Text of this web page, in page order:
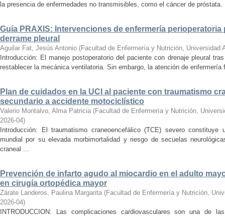
la presencia de enfermedades no transmisibles, como el cáncer de
Guía PRAXIS: Intervenciones de enfermería
derrame pleural
Aguilar Fat, Jesús Antonio (Facultad de Enfermería y Nutrición, Universidad
Introducción: El manejo postoperatorio del paciente con drenaje pleural
restablecer la mecánica ventilatoria. Sin embargo, la atención de
Plan de cuidados en la UCI al paciente con traumatismo
secundario a accidente motociclístico
Valerio Montalvo, Alma Patricia (Facultad de Enfermería y Nutrición,
2026-04)
Introducción: El traumatismo craneoencefálico (TCE) severo
mundial por su elevada morbimortalidad y riesgo de secuelas
craneal ...
Prevención de infarto agudo al miocardio en el adulto
en cirugía ortopédica mayor
Zárate Landeros, Paulina Margarita (Facultad de Enfermería y Nutrición,
2026-04)
INTRODUCCION: Las complicaciones cardiovasculares son una de